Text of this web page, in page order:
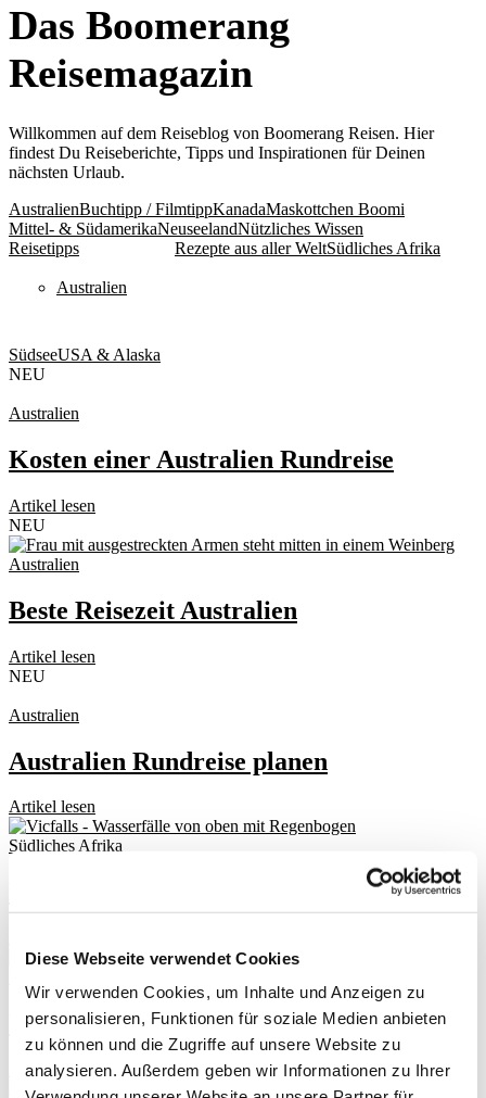
Diese Webseite verwendet Cookies
Wir verwenden Cookies, um Inhalte und Anzeigen zu
personalisieren, Funktionen für soziale Medien anbieten
zu können und die Zugriffe auf unsere Website zu
analysieren. Außerdem geben wir Informationen zu Ihrer
Das Boomerang
Reisemagazin
Willkommen auf dem Reiseblog von Boomerang Reisen. Hier
findest Du Reiseberichte, Tipps und Inspirationen für Deinen
nächsten Urlaub.
AustralienBuchtipp / FilmtippKanadaMaskottchen Boomi
Mittel- & SüdamerikaNeuseelandNützliches Wissen
Reisetipps
Australien
Rezepte aus aller WeltSüdliches Afrika
SüdseeUSA & Alaska
NEU
Australien
Kosten einer Australien Rundreise
Artikel lesen
NEU
Australien
Beste Reisezeit Australien
Artikel lesen
NEU
Australien
Australien Rundreise planen
Artikel lesen
Südliches Afrika
Neuseeland
Artikel lesen